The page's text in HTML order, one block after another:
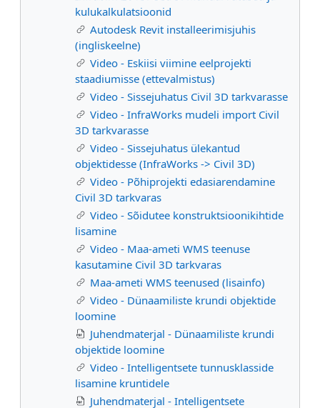
kulukalkulatsioonid
Autodesk Revit installeerimisjuhis
(ingliskeelne)
Video - Eskiisi viimine eelprojekti
staadiumisse (ettevalmistus)
Video - Sissejuhatus Civil 3D tarkvarasse
Video - InfraWorks mudeli import Civil
3D tarkvarasse
Video - Sissejuhatus ülekantud
objektidesse (InfraWorks -> Civil 3D)
Video - Põhiprojekti edasiarendamine
Civil 3D tarkvaras
Video - Sõidutee konstruktsioonikihtide
lisamine
Video - Maa-ameti WMS teenuse
kasutamine Civil 3D tarkvaras
Maa-ameti WMS teenused (lisainfo)
Video - Dünaamiliste krundi objektide
loomine
Juhendmaterjal - Dünaamiliste krundi
objektide loomine
Video - Intelligentsete tunnusklasside
lisamine kruntidele
Juhendmaterjal - Intelligentsete